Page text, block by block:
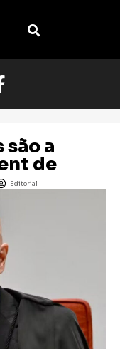
são a
de
Editorial